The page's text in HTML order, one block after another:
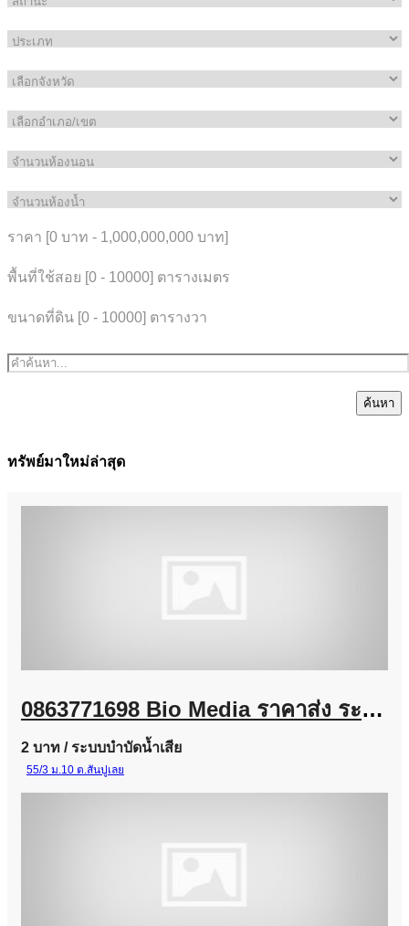
ราคา [0 บาท - 1,000,000,000 บาท]
พื้นที่ใช้สอย [0 - 10000] ตารางเมตร
ขนาดที่ดิน [0 - 10000] ตารางวา
ค้นหา
ทรัพย์มาใหม่ล่าสุด
0863771698 Bio Media ราคาส่ง ระบบบำบัดน้ำเสีย โรงงานอุตสาหกรรม และงานโครงการ
2 บาท / ระบบบำบัดน้ำเสีย
55/3 ม.10 ต.สันปูเลย